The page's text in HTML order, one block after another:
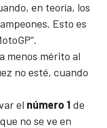
en teoría, los
Esto es
”.
menos mérito al
no esté, cuando
el número 1 de
no se ve en